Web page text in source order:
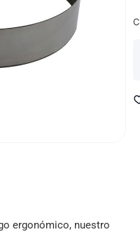
ergonómico, nuestro